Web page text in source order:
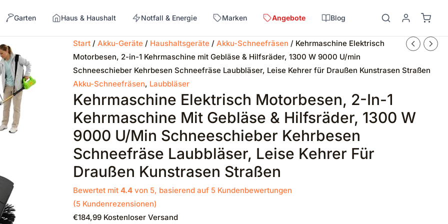
Garten Haus & Haushalt Notfall & Energie Marken Angebote Blog
→
Start/ Akku-Geräte / Haushaltsgeräte / Akku-Schneefräsen / Kehrmaschine Elektrisch
Motorbesen, 2-in-1 Kehrmaschine mit Gebläse & Hilfsräder, 1300 W 9000 U/min
Schneeschieber Kehrbesen Schneefräse Laubbläser, Leise Kehrer für Draußen Kunstrasen Straßen
Akku-Schneefräsen, Laubbläser
Kehrmaschine Elektrisch Motorbesen, 2-In-1
Kehrmaschine Mit Gebläse & Hilfsräder, 1300 W
9000 U/min Schneeschieber Kehrbesen
Schneefräse Laubbläser, Leise Kehrer Für
Draußen Kunstrasen Straßen
Bewertet mit 4.4von 5, basierend auf 5Kundenbewertungen
(5Kundenrezensionen)
€184,99 Kostenloser Versand